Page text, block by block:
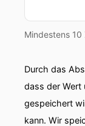
Mindestens 10
Durch das
dass der Wert
gespeichert
kann. Wir